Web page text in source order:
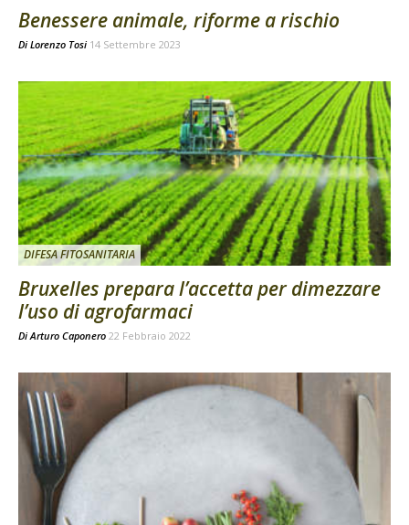
Benessere animale, riforme a rischio
Di Lorenzo Tosi 14 Settembre 2023
DIFESA FITOSANITARIA
Bruxelles prepara l’accetta per dimezzare
l’uso di agrofarmaci
Di Arturo Caponero 22 Febbraio 2022